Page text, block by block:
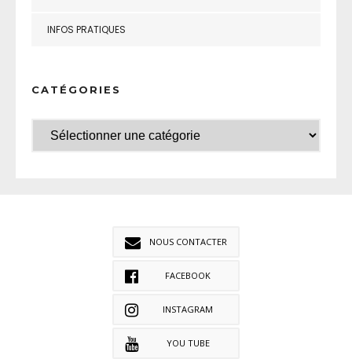
INFOS PRATIQUES
CATÉGORIES
NOUS CONTACTER
FACEBOOK
INSTAGRAM
YOU TUBE